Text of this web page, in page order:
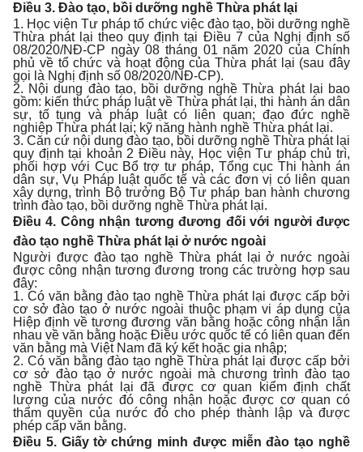
Điều 3. Đào tạo, bồi dưỡng nghề Thừa phát lại
1. Học viện Tư pháp tổ chức việc đào tạo, bồi dưỡng nghề
Thừa phát lại theo quy định tại Điều 7 của Nghị định số
08/2020/NĐ-CP ngày 08 tháng 01 năm 2020 của Chính
phủ về tổ chức và hoạt động của Thừa phát lại (sau đây
gọi là Nghị định số 08/2020/NĐ-CP).
2. Nội dung đào tạo, bồi dưỡng nghề Thừa phát lại bao
gồm: kiến thức pháp luật về Thừa phát lại, thi hành án dân
sự, tố tụng và pháp luật có liên quan; đạo đức nghề
nghiệp Thừa phát lại; kỹ năng hành nghề Thừa phát lại.
3. Căn cứ nội dung đào tạo, bồi dưỡng nghề Thừa phát lại
quy định tại khoản 2 Điều này, Học viện Tư pháp chủ trì,
phối hợp với Cục Bổ trợ tư pháp, Tổng cục Thi hành án
dân sự, Vụ Pháp luật quốc tế và các đơn vị có liên quan
xây dựng, trình Bộ trưởng Bộ Tư pháp ban hành chương
trình đào tạo, bồi dưỡng nghề Thừa phát lại.
Điều 4. Công nhận tương đương đối với người được
đào tạo nghề Thừa phát lại ở nước ngoài
Người được đào tạo nghề Thừa phát lại ở nước ngoài
được công nhận tương đương trong các trường hợp sau
đây:
1. Có văn bằng đào tạo nghề Thừa phát lại được cấp bởi
cơ sở đào tạo ở nước ngoài thuộc phạm vi áp dụng của
Hiệp định về tương đương văn bằng hoặc công nhận lẫn
nhau về văn bằng hoặc Điều ước quốc tế có liên quan đến
văn bằng mà Việt Nam đã ký kết hoặc gia nhập;
2. Có văn bằng đào tạo nghề Thừa phát lại được cấp bởi
cơ sở đào tạo ở nước ngoài mà chương trình đào tạo
nghề Thừa phát lại đã được cơ quan kiểm định chất
lượng của nước đó công nhận hoặc được cơ quan có
thẩm quyền của nước đó cho phép thành lập và được
phép cấp văn bằng.
Điều 5. Giấy tờ chứng minh được miễn đào tạo nghề